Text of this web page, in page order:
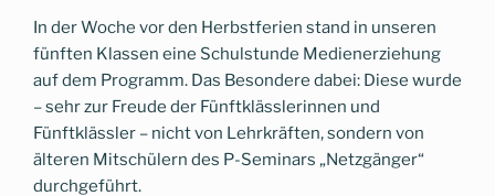
In der Woche vor den Herbstferien stand in unseren
fünften Klassen eine Schulstunde Medienerziehung
auf dem Programm. Das Besondere dabei: Diese wurde
– sehr zur Freude der Fünftklässlerinnen und
Fünftklässler – nicht von Lehrkräften, sondern von
älteren Mitschülern des P-Seminars „Netzgänger“
durchgeführt.